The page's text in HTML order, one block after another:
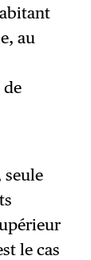
au
de
seule
le cas